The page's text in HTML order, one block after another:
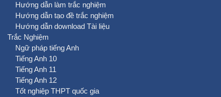
Hướng dẫn làm trắc nghiệm
Hướng dẫn tạo đề trắc nghiệm
Hướng dẫn download Tài liệu
Trắc Nghiệm
Ngữ pháp tiếng Anh
Tiếng Anh 10
Tiếng Anh 11
Tiếng Anh 12
Tốt nghiệp THPT quốc gia